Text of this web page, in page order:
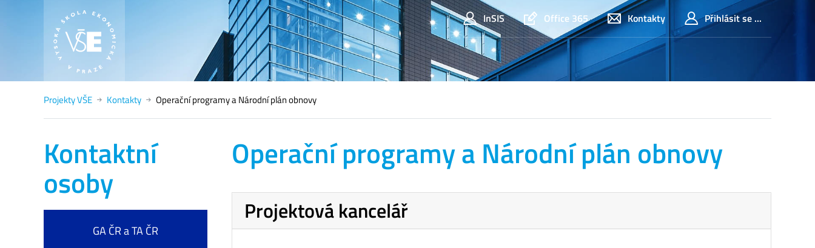
InSIS Office 365 Kontakty Přihlásit se ...
Projekty VŠE Kontakty Operační programy a Národní plán obnovy
Operační programy a Národní plán obnovy
Projektová kancelář
Kontaktní
osoby
GA ČR a TA ČR